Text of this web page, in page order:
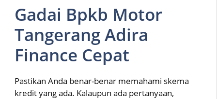
Gadai Bpkb Motor
Tangerang Adira
Finance Cepat
Pastikan Anda benar-benar memahami skema
kredit yang ada. Kalaupun ada pertanyaan,